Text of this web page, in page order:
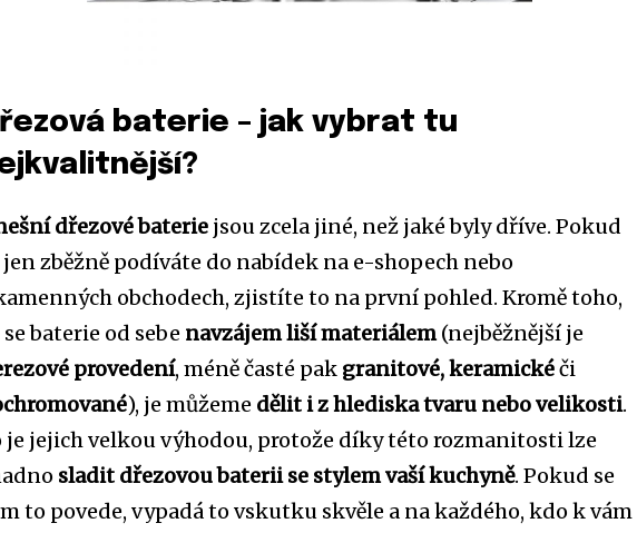
baterie – jak vybrat tu
dřezové baterie jsou zcela jiné, než jaké byly dříve. Pokud
jen zběžně podíváte do nabídek na e-shopech nebo
obchodech, zjistíte to na první pohled. Kromě toho,
se baterie od sebe navzájem liší materiálem(nejběžnější je
provedení, méně časté pak granitové, keramickéči
), je můžeme dělit i z hlediska tvaru nebo velikosti.
je jejich velkou výhodou, protože díky této rozmanitosti lze
sladit dřezovou baterii se stylem vaší kuchyně. Pokud se
to povede, vypadá to vskutku skvěle a na každého, kdo k vám